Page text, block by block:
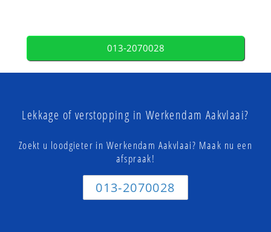
013-2070028
Lekkage of verstopping in Werkendam Aakvlaai?
Zoekt u loodgieter in Werkendam Aakvlaai? Maak nu een
afspraak!
013-2070028